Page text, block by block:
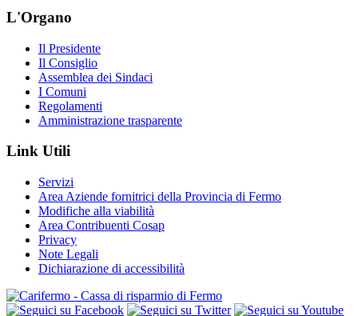
L'Organo
Il Presidente
Il Consiglio
Assemblea dei Sindaci
I Comuni
Regolamenti
Amministrazione trasparente
Link Utili
Servizi
Area Aziende fornitrici della Provincia di Fermo
Modifiche alla viabilità
Area Contribuenti Cosap
Privacy
Note Legali
Dichiarazione di accessibilità